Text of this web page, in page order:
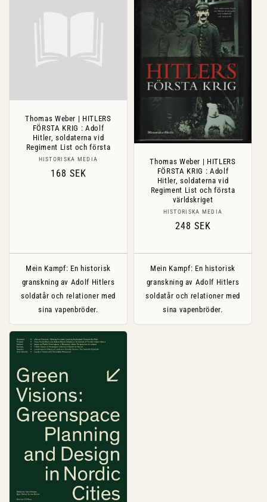
Thomas Weber | HITLERS
FÖRSTA KRIG : Adolf
Hitler, soldaterna vid
Regiment List och första
Säljare:
HISTORISKA MEDIA
Ordinarie
168 SEK
Mein Kampf: En historisk
granskning av Adolf Hitlers
soldatår och relationer med
sina vapenbröder.
Thomas Weber | HITLERS
FÖRSTA KRIG : Adolf
Hitler, soldaterna vid
Regiment List och första
världskriget
Säljare:
HISTORISKA MEDIA
Ordinarie
248 SEK
Mein Kampf: En historisk
granskning av Adolf Hitlers
soldatår och relationer med
sina vapenbröder.